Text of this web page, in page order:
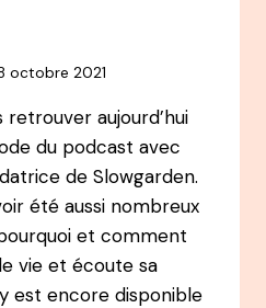
octobre 2021
retrouver aujourd’hui
du podcast avec
de Slowgarden.
été aussi nombreux
et comment
vie et écoute sa
est encore disponible